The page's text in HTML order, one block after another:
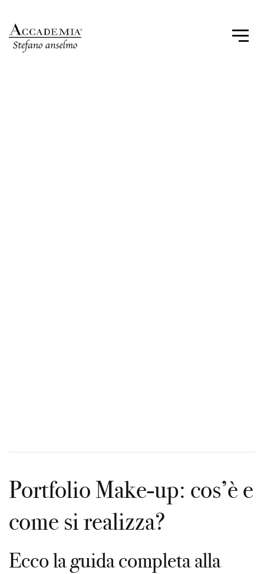
Portfolio Make-up: cos’è e
come si realizza?
Ecco la guida completa alla